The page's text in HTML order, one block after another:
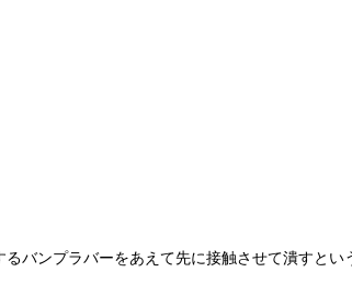
バンプラバーをあえて先に接触させて潰すとい